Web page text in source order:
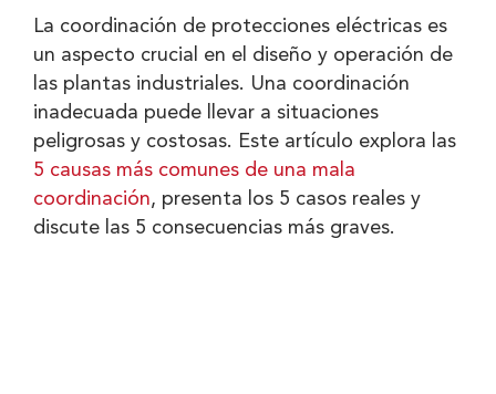
La coordinación de protecciones eléctricas es
un aspecto crucial en el diseño y operación de
las plantas industriales. Una coordinación
inadecuada puede llevar a situaciones
peligrosas y costosas. Este artículo explora las
5 causas más comunes de una mala
coordinación, presenta los 5 casos reales y
discute las 5 consecuencias más graves.